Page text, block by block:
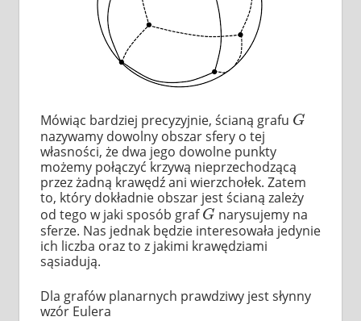
Mówiąc bardziej precyzyjnie, ścianą grafu G
G
nazywamy dowolny obszar sfery o tej
własności, że dwa jego dowolne punkty
możemy połączyć krzywą nieprzechodzącą
przez żadną krawędź ani wierzchołek. Zatem
to, który dokładnie obszar jest ścianą zależy
od tego w jaki sposób graf G
G narysujemy na
sferze. Nas jednak będzie interesowała jedynie
ich liczba oraz to z jakimi krawędziami
sąsiadują.
Dla grafów planarnych prawdziwy jest słynny
wzór Eulera